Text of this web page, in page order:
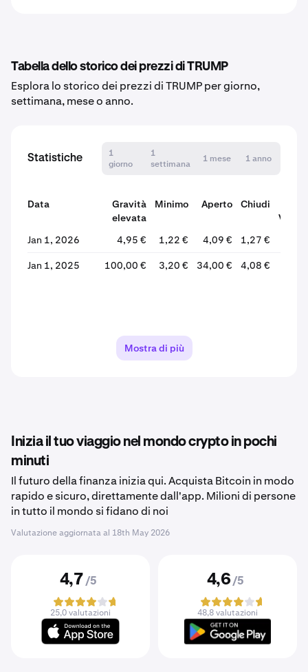
Tabella dello storico dei prezzi di TRUMP
Esplora lo storico dei prezzi di TRUMP per giorno,
settimana, mese o anno.
Statistiche
1
giorno
1
settimana
1 mese 1 anno
Data
Gravità
elevata
Minimo Aperto
Chiudi
Jan 1, 2026
4,95 € 1,22 € 4,09 € 1,27 €
Jan 1, 2025 100,00 € 3,20 € 34,00 € 4,08 €
Mostra di più
Inizia il tuo viaggio nel mondo crypto in pochi
minuti
Il futuro della finanza inizia qui. Acquista Bitcoin in modo
rapido e sicuro, direttamente dall'app. Milioni di persone
in tutto il mondo si fidano di noi
Valutazione aggiornata al 18th May 2026
4,7 /5
25,0 valutazioni
4,6 /5
48,8 valutazioni